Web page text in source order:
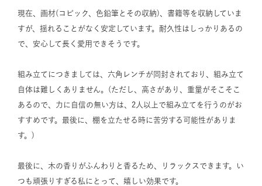
現在、画材(コピック、色鉛筆とその収納)、書籍等を収納していま
すが、揺れることがなく安定しています。耐久性はしっかりあるの
で、安心して長く愛用できそうです。
組み立てにつきましては、六角レンチが同封されており、組み立て
自体は難しくありません。(ただし、高さがあり、重量がそこそこ
あるので、力に自信の無い方は、2人以上で組み立てを行うのがお
すすめです。最後に、棚を立たせる時に苦労する可能性がありま
す。)
最後に、木の香りがふんわりと香るため、リラックスできます。い
つも頑張りすぎる私にとって、嬉しい効果です。